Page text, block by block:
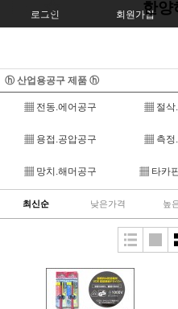
로그인 회원가입한양
ⓗ 산업용공구 제품 ⓗ
▦ 전동.에어공구 ▦ 절삭.
▦ 용접.공압공구 ▦ 측정.
▦ 망치.해머공구 ▦ 타카
최신순 낮은가격 높